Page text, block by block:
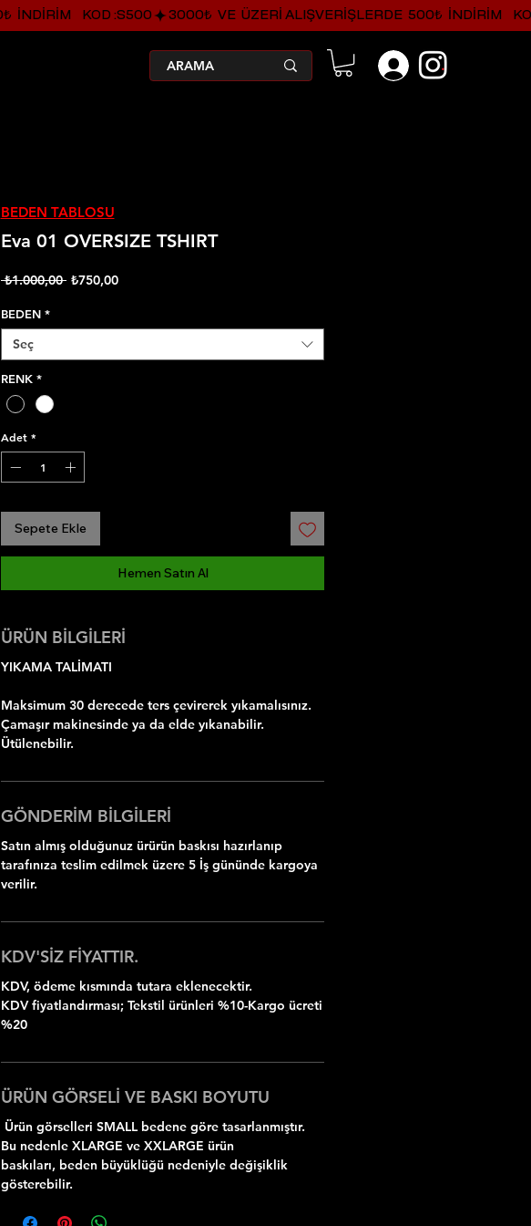
.
Eva 01 OVERSIZE TSHIRT
₺1.000,00 Normal
₺750,00İndirimli
BEDEN *
Seç
RENK *
Adet *
Sepete Ekle
Hemen Satın Al
ÜRÜN BİLGİLERİ
YIKAMA TALİMATI
Maksimum 30 derecede ters çevirerek yıkamalısınız.
Çamaşır makinesinde ya da elde yıkanabilir.
Ütülenebilir.
GÖNDERİM BİLGİLERİ
Satın almış olduğunuz ürürün baskısı hazırlanıp
tarafınıza teslim edilmek üzere 5 İş gününde kargoya
verilir.
KDV'SİZ FİYATTIR.
KDV, ödeme kısmında tutara eklenecektir.
KDV fiyatlandırması; Tekstil ürünleri %10-Kargo ücreti
%20
ÜRÜN GÖRSELİ VE BASKI BOYUTU
Ürün görselleri SMALL bedene göre tasarlanmıştır.
Bu nedenle XLARGE ve XXLARGE ürün
baskıları, beden büyüklüğü nedeniyle değişiklik
gösterebilir.
BEDEN TABLOSU